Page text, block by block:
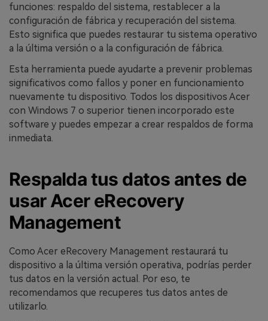
funciones: respaldo del sistema, restablecer a la
configuración de fábrica y recuperación del sistema.
Esto significa que puedes restaurar tu sistema operativo
a la última versión o a la configuración de fábrica.
Esta herramienta puede ayudarte a prevenir problemas
significativos como fallos y poner en funcionamiento
nuevamente tu dispositivo. Todos los dispositivos Acer
con Windows 7 o superior tienen incorporado este
software y puedes empezar a crear respaldos de forma
inmediata.
Respalda tus datos antes de
usar Acer eRecovery
Management
Como Acer eRecovery Management restaurará tu
dispositivo a la última versión operativa, podrías perder
tus datos en la versión actual. Por eso, te
recomendamos que recuperes tus datos antes de
utilizarlo.